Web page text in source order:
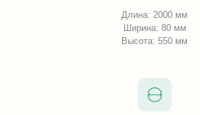
Длина: 2000 мм
Ширина: 80 мм
Высота: 550 мм